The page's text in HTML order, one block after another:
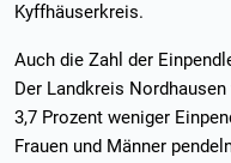
Kyffhäuserkreis.
Auch die Zahl der
Der Landkreis
3,7 Prozent weniger
Frauen und Männer